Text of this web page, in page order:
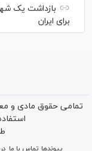
بازداشت یک
برای ایران
تمامی حقوق مادی و
پیوندها تماس با ما